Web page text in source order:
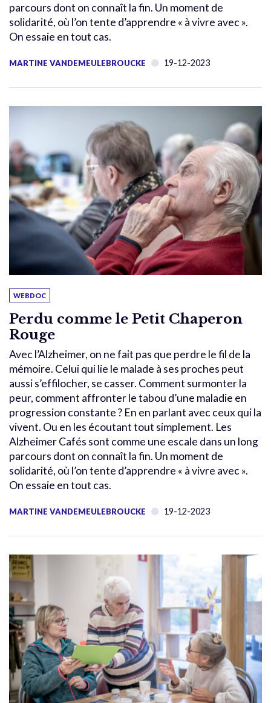
parcours dont on connaît la fin. Un moment de
solidarité, où l’on tente d’apprendre « à vivre avec ».
On essaie en tout cas.
MARTINE VANDEMEULEBROUCKE 19-12-2023
WEBDOC
Perdu comme le Petit Chaperon
Rouge
Avec l’Alzheimer, on ne fait pas que perdre le fil de la
mémoire. Celui qui lie le malade à ses proches peut
aussi s’effilocher, se casser. Comment surmonter la
peur, comment affronter le tabou d’une maladie en
progression constante ? En en parlant avec ceux qui la
vivent. Ou en les écoutant tout simplement. Les
Alzheimer Cafés sont comme une escale dans un long
parcours dont on connaît la fin. Un moment de
solidarité, où l’on tente d’apprendre « à vivre avec ».
On essaie en tout cas.
MARTINE VANDEMEULEBROUCKE 19-12-2023